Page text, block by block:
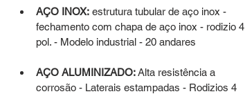
AÇO INOX: estrutura tubular de aço inox -
fechamento com chapa de aço inox - rodizio 4
pol. - Modelo industrial - 20 andares
AÇO ALUMINIZADO: Alta resistência a
corrosão - Laterais estampadas - Rodizios 4